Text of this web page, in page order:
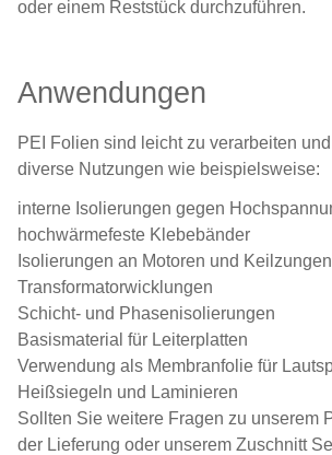
oder einem Reststück durchzuführen.
Anwendungen
PEI Folien sind leicht zu verarbeiten
diverse Nutzungen wie beispielsweise:
interne Isolierungen gegen
hochwärmefeste Klebebänder
Isolierungen an Motoren und Keilzungen
Transformatorwicklungen
Schicht- und Phasenisolierungen
Basismaterial für Leiterplatten
Verwendung als Membranfolie für
Heißsiegeln und Laminieren
Sollten Sie weitere Fragen zu unserem
der Lieferung oder unserem Zuschnitt